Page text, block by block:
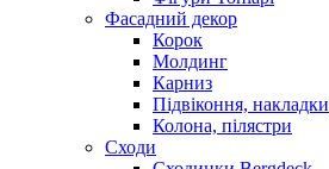
Фасадний декор
Корок
Молдинг
Карниз
Підвіконня, накладки
Колона, пілястри
Сходи